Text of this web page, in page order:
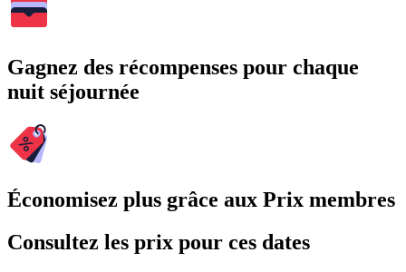
Gagnez des récompenses pour chaque
nuit séjournée
Économisez plus grâce aux Prix membres
Consultez les prix pour ces dates